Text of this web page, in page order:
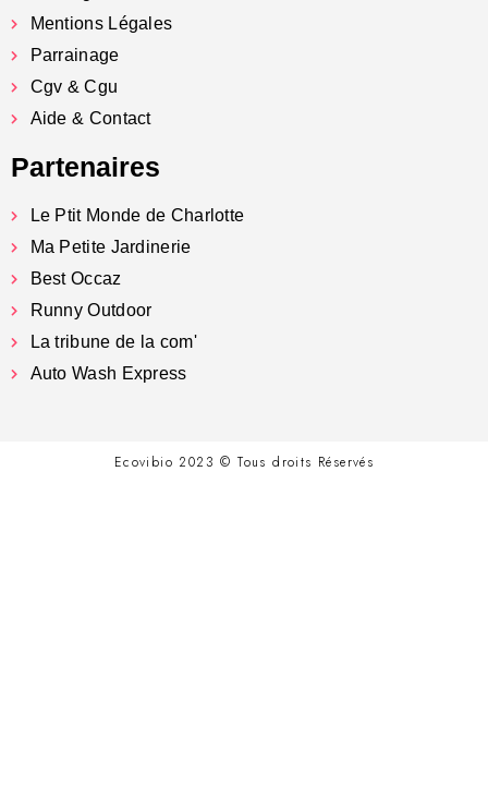
Mentions Légales
Parrainage
Cgv & Cgu
Aide & Contact
Partenaires
Le Ptit Monde de Charlotte
Ma Petite Jardinerie
Best Occaz
Runny Outdoor
La tribune de la com'
Auto Wash Express
Ecovibio 2023 © Tous droits Réservés